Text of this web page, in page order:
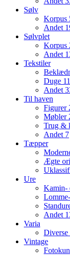
Sølv
Korpus
Andet
Sølvplet
Korpus
Andet
Tekstiler
Duge
Andet
Til haven
Figurer
Møbler
Trug &
Andet 7
Tæpper
Ægte
Ure
Kamin-
Andet
Varia
Diverse
Vintage